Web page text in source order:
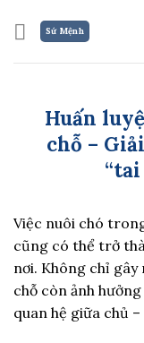
Sứ Mệnh
Huấn
chỗ –
Việc nuôi chó
cũng có thể trở
nơi. Không chỉ gây
chỗ còn ảnh
quan hệ giữa chủ –